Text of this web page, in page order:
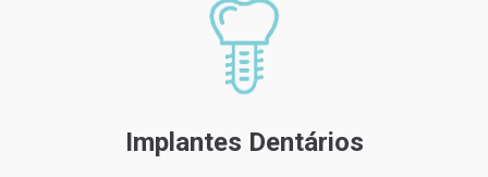
Implantes Dentários